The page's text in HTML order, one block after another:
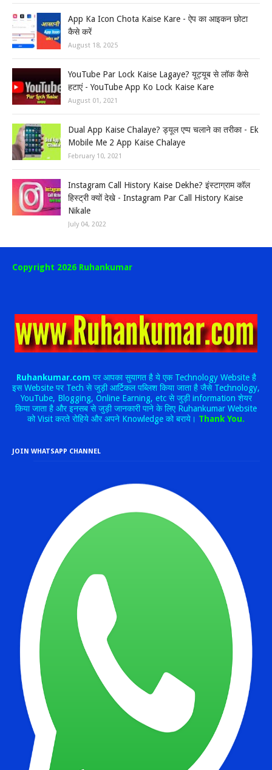
App Ka Icon Chota Kaise Kare - ऐप का आइकन छोटा
कैसे करें
August 18, 2025
YouTube Par Lock Kaise Lagaye? यूट्यूब से लॉक कैसे
हटाएं - YouTube App Ko Lock Kaise Kare
August 01, 2021
Dual App Kaise Chalaye? ड्यूल एप्प चलाने का तरीका - Ek
Mobile Me 2 App Kaise Chalaye
February 10, 2021
Instagram Call History Kaise Dekhe? इंस्टाग्राम कॉल
हिस्ट्री क्यों देखे - Instagram Par Call History Kaise
Nikale
July 04, 2022
Copyright 2026 Ruhankumar
Ruhankumar.com पर आपका सुयागत है ये एक Technology Website है
इस Website पर Tech से जुड़ी आर्टिकल पब्लिश किया जाता है जैसे Technology,
YouTube, Blogging, Online Earning, etc से जुड़ी information शेयर
किया जाता है और इनसब से जुड़ी जानकारी पाने के लिए Ruhankumar Website
को Visit करते रोहिये और अपने Knowledge को बराये। Thank You.
JOIN WHATSAPP CHANNEL